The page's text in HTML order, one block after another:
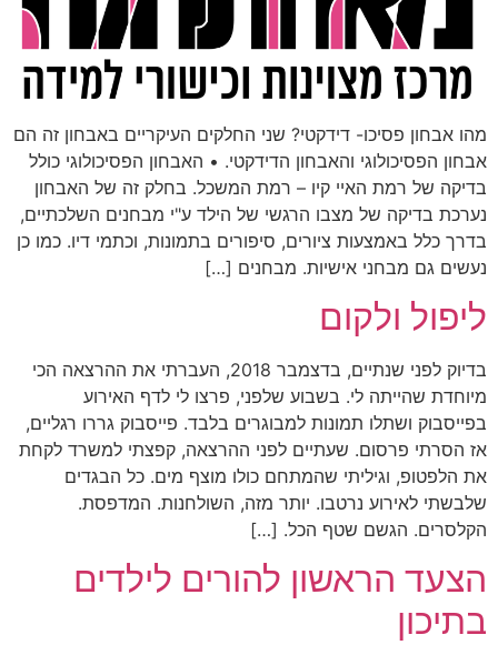
מהו אבחון פסיכו- דידקטי? שני החלקים העיקריים באבחון זה הם
אבחון הפסיכולוגי והאבחון הדידקטי. • האבחון הפסיכולוגי כולל
בדיקה של רמת האיי קיו – רמת המשכל. בחלק זה של האבחון
נערכת בדיקה של מצבו הרגשי של הילד ע"י מבחנים השלכתיים,
בדרך כלל באמצעות ציורים, סיפורים בתמונות, וכתמי דיו. כמו כן
נעשים גם מבחני אישיות. מבחנים […]
ליפול ולקום
בדיוק לפני שנתיים, בדצמבר 2018, העברתי את ההרצאה הכי
מיוחדת שהייתה לי. בשבוע שלפני, פרצו לי לדף האירוע
בפייסבוק ושתלו תמונות למבוגרים בלבד. פייסבוק גררו רגליים,
אז הסרתי פרסום. שעתיים לפני ההרצאה, קפצתי למשרד לקחת
את הלפטופ, וגיליתי שהמתחם כולו מוצף מים. כל הבגדים
שלבשתי לאירוע נרטבו. יותר מזה, השולחנות. המדפסת.
הקלסרים. הגשם שטף הכל. […]
הצעד הראשון להורים לילדים
בתיכון